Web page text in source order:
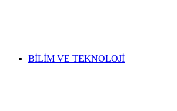
BİLİM VE TEKNOLOJİ